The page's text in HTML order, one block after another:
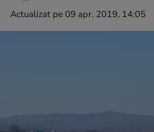
Actualizat pe 09 apr. 2019, 14:05